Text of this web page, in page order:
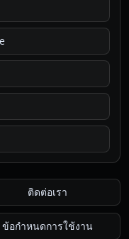
ติดต่อเรา
ข้อกำหนดการใช้งาน